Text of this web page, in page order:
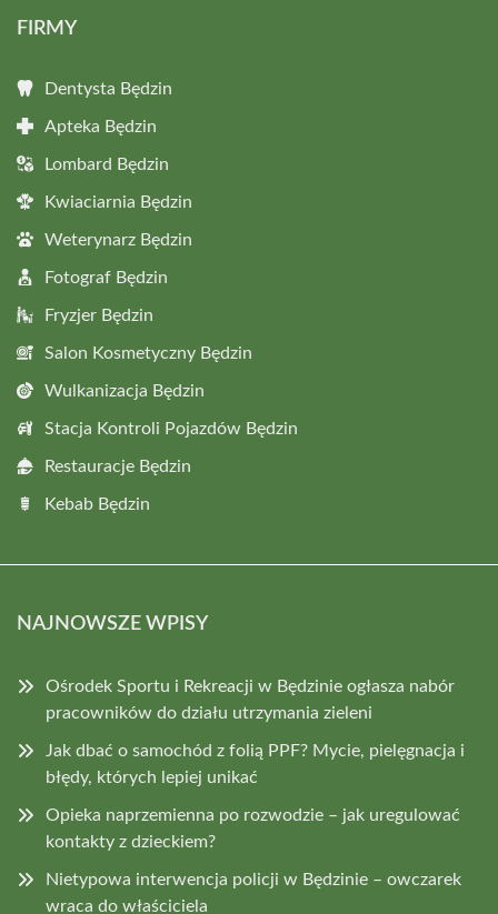
FIRMY
Dentysta Będzin
Apteka Będzin
Lombard Będzin
Kwiaciarnia Będzin
Weterynarz Będzin
Fotograf Będzin
Fryzjer Będzin
Salon Kosmetyczny Będzin
Wulkanizacja Będzin
Stacja Kontroli Pojazdów Będzin
Restauracje Będzin
Kebab Będzin
NAJNOWSZE WPISY
Ośrodek Sportu i Rekreacji w Będzinie ogłasza nabór
pracowników do działu utrzymania zieleni
Jak dbać o samochód z folią PPF? Mycie, pielęgnacja i
błędy, których lepiej unikać
Opieka naprzemienna po rozwodzie – jak uregulować
kontakty z dzieckiem?
Nietypowa interwencja policji w Będzinie – owczarek
wraca do właściciela